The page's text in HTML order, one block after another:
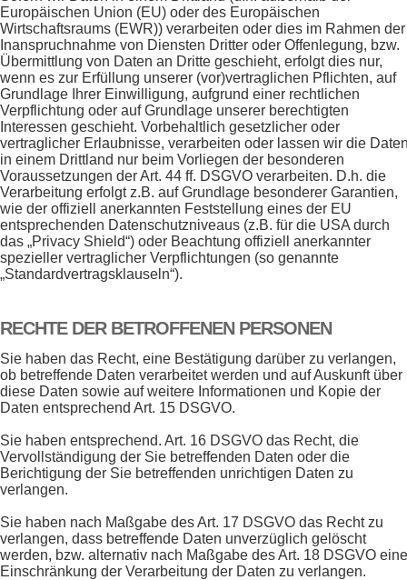
Europäischen Union (EU) oder des Europäischen
Wirtschaftsraums (EWR)) verarbeiten oder dies im Rahmen der
Inanspruchnahme von Diensten Dritter oder Offenlegung, bzw.
Übermittlung von Daten an Dritte geschieht, erfolgt dies nur,
wenn es zur Erfüllung unserer (vor)vertraglichen Pflichten, auf
Grundlage Ihrer Einwilligung, aufgrund einer rechtlichen
Verpflichtung oder auf Grundlage unserer berechtigten
Interessen geschieht. Vorbehaltlich gesetzlicher oder
vertraglicher Erlaubnisse, verarbeiten oder lassen wir die
in einem Drittland nur beim Vorliegen der besonderen
Voraussetzungen der Art. 44 ff. DSGVO verarbeiten. D.h. die
Verarbeitung erfolgt z.B. auf Grundlage besonderer Garantien,
wie der offiziell anerkannten Feststellung eines der EU
entsprechenden Datenschutzniveaus (z.B. für die USA durch
das „Privacy Shield“) oder Beachtung offiziell anerkannter
spezieller vertraglicher Verpflichtungen (so genannte
„Standardvertragsklauseln“).
RECHTE DER BETROFFENEN PERSONEN
Sie haben das Recht, eine Bestätigung darüber zu verlangen,
ob betreffende Daten verarbeitet werden und auf Auskunft über
diese Daten sowie auf weitere Informationen und Kopie der
Daten entsprechend Art. 15 DSGVO.
Sie haben entsprechend. Art. 16 DSGVO das Recht, die
Vervollständigung der Sie betreffenden Daten oder die
Berichtigung der Sie betreffenden unrichtigen Daten zu
verlangen.
Sie haben nach Maßgabe des Art. 17 DSGVO das Recht zu
verlangen, dass betreffende Daten unverzüglich gelöscht
werden, bzw. alternativ nach Maßgabe des Art. 18 DSGVO eine
Einschränkung der Verarbeitung der Daten zu verlangen.